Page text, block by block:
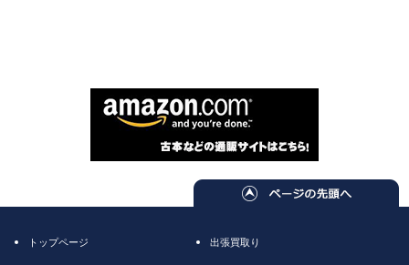
トップページ 出張買取り